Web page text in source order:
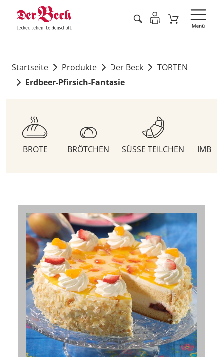
Startseite Produkte Der Beck
TORTEN
Erdbeer-Pfirsich-Fantasie
BROTE BRÖTCHEN SÜSSE TEILCHEN